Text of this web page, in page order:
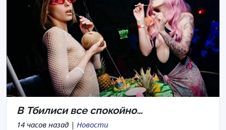
В Тбилиси все спокойно…
14 часов назад | Новости